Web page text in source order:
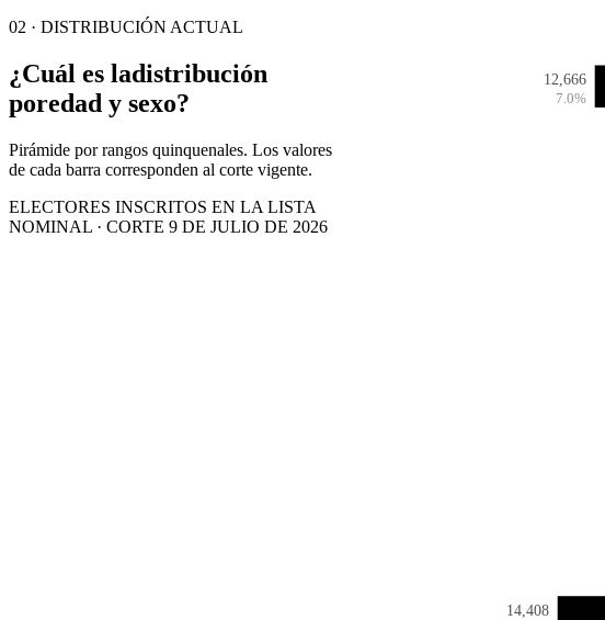
02 · DISTRIBUCIÓN ACTUAL
¿Cuál es ladistribución
poredad y sexo?
Pirámide por rangos quinquenales. Los valores
de cada barra corresponden al corte vigente.
ELECTORES INSCRITOS EN LA LISTA
NOMINAL · CORTE 9 DE JULIO DE 2026
12,666
7.0%
14,408